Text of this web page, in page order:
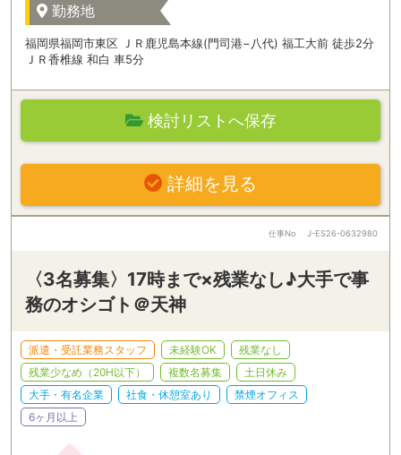
勤務地
福岡県福岡市東区 ＪＲ鹿児島本線(門司港−八代) 福工大前 徒歩2分
ＪＲ香椎線 和白 車5分
検討リストへ保存
詳細を見る
仕事No J-ES26-0632980
〈3名募集〉17時まで×残業なし♪大手で事
務のオシゴト＠天神
派遣・受託業務スタッフ 未経験OK
残業なし
残業少なめ（20H以下）
複数名募集
土日休み
大手・有名企業
社食・休憩室あり
禁煙オフィス
6ヶ月以上